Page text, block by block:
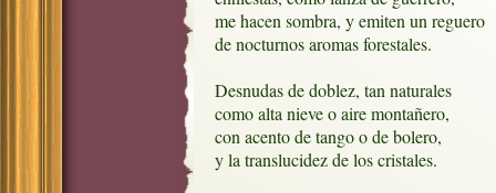
me hacen sombra, y emiten un reguero
de nocturnos aromas forestales.
Desnudas de doblez, tan naturales
como alta nieve o aire montañero,
con acento de tango o de bolero,
y la translucidez de los cristales.